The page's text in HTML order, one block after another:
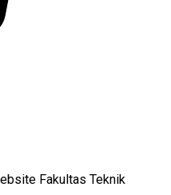
Fakultas Teknik